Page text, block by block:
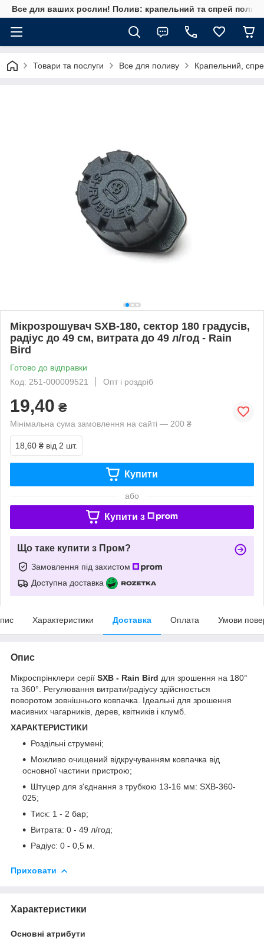
Все для ваших рослин! Полив: крапельний та спрей полив,
Товари та послуги Все для поливу Крапельний,
Мікрозрошувач SXB-180, сектор 180 градусів,
радіус до 49 см, витрата до 49 л/год - Rain
Bird
Готово до відправки
Код: 251-000009521
Опт і роздріб
19,40 ₴
Мінімальна сума замовлення на сайті — 200 ₴
18,60 ₴ від 2 шт.
Купити
або
Купити з
Що таке купити з Пром?
Замовлення під захистом
Доступна доставка
Характеристики Доставка Оплата Умови
Опис
Мікроспрінклери серії SХВ - Rain Bird для зрошення на 180°
та 360°. Регулювання витрати/радіусу здійснюється
поворотом зовнішнього ковпачка. Ідеальні для зрошення
масивних чагарників, дерев, квітників і клумб.
ХАРАКТЕРИСТИКИ
Роздільні струмені;
Можливо очищений відкручуванням ковпачка від
основної частини пристрою;
Штуцер для з'єднання з трубкою 13-16 мм: SXB-360-
025;
Тиск: 1 - 2 бар;
Витрата: 0 - 49 л/год;
Радіус: 0 - 0,5 м.
Приховати
Характеристики
Основні атрибути